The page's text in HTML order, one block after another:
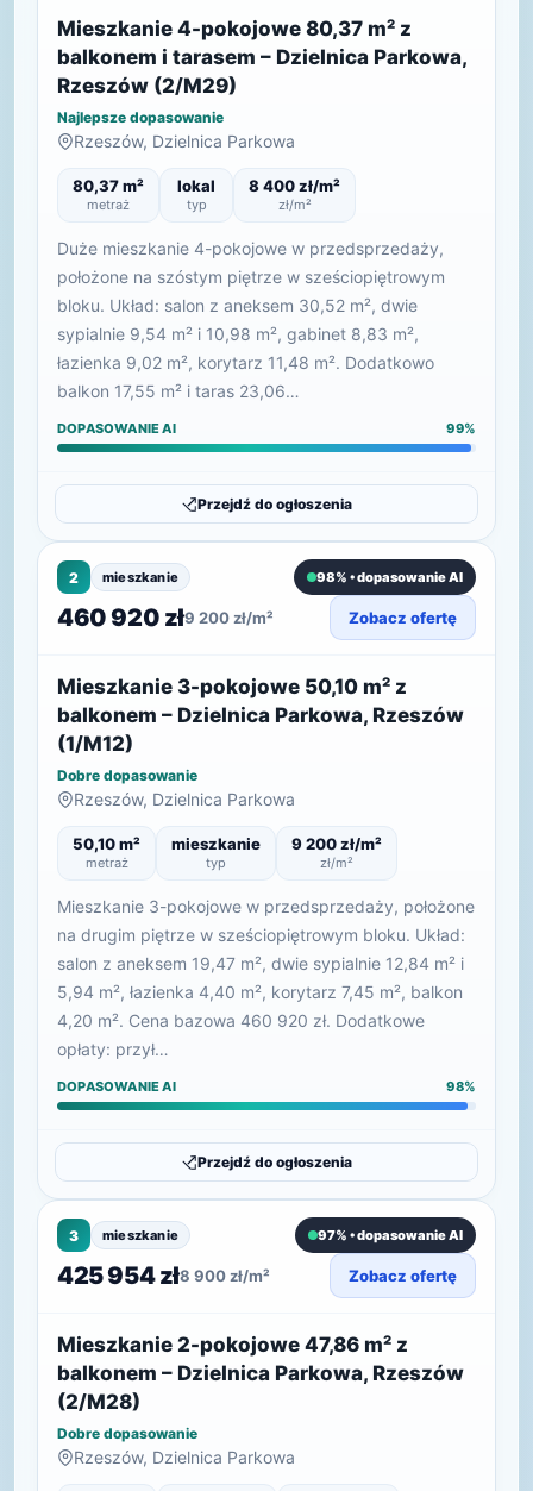
Mieszkanie 4-pokojowe 80,37 m² z
balkonem i tarasem – Dzielnica Parkowa,
Rzeszów (2/M29)
Najlepsze dopasowanie
Rzeszów, Dzielnica Parkowa
80,37 m²
metraż
lokal
typ
8 400 zł/m²
zł/m²
Duże mieszkanie 4-pokojowe w przedsprzedaży,
położone na szóstym piętrze w sześciopiętrowym
bloku. Układ: salon z aneksem 30,52 m², dwie
sypialnie 9,54 m² i 10,98 m², gabinet 8,83 m²,
łazienka 9,02 m², korytarz 11,48 m². Dodatkowo
balkon 17,55 m² i taras 23,06…
DOPASOWANIE AI 99%
Przejdź do ogłoszenia
2 mieszkanie 98% • dopasowanie AI
460 920 zł9 200 zł/m² Zobacz ofertę
Mieszkanie 3-pokojowe 50,10 m² z
balkonem – Dzielnica Parkowa, Rzeszów
(1/M12)
Dobre dopasowanie
Rzeszów, Dzielnica Parkowa
50,10 m²
metraż
mieszkanie
typ
9 200 zł/m²
zł/m²
Mieszkanie 3-pokojowe w przedsprzedaży, położone
na drugim piętrze w sześciopiętrowym bloku. Układ:
salon z aneksem 19,47 m², dwie sypialnie 12,84 m² i
5,94 m², łazienka 4,40 m², korytarz 7,45 m², balkon
4,20 m². Cena bazowa 460 920 zł. Dodatkowe
opłaty: przył…
DOPASOWANIE AI 98%
Przejdź do ogłoszenia
3 mieszkanie 97% • dopasowanie AI
425 954 zł8 900 zł/m² Zobacz ofertę
Mieszkanie 2-pokojowe 47,86 m² z
balkonem – Dzielnica Parkowa, Rzeszów
(2/M28)
Dobre dopasowanie
Rzeszów, Dzielnica Parkowa